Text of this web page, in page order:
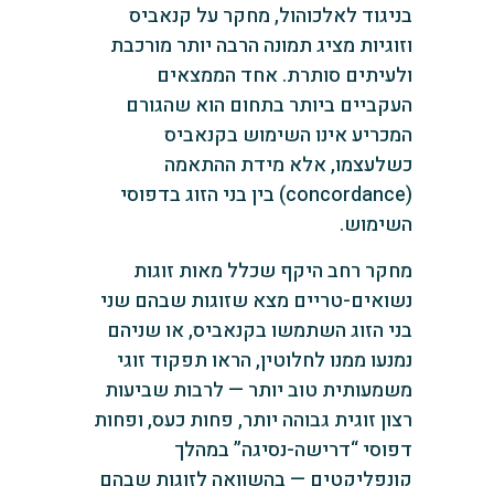
בניגוד לאלכוהול, מחקר על קנאביס
וזוגיות מציג תמונה הרבה יותר מורכבת
ולעיתים סותרת. אחד הממצאים
העקביים ביותר בתחום הוא שהגורם
המכריע אינו השימוש בקנאביס
כשלעצמו, אלא מידת ההתאמה
(concordance) בין בני הזוג בדפוסי
השימוש.
מחקר רחב היקף שכלל מאות זוגות
נשואים-טריים מצא שזוגות שבהם שני
בני הזוג השתמשו בקנאביס, או שניהם
נמנעו ממנו לחלוטין, הראו תפקוד זוגי
משמעותית טוב יותר — לרבות שביעות
רצון זוגית גבוהה יותר, פחות כעס, ופחות
דפוסי “דרישה-נסיגה” במהלך
קונפליקטים — בהשוואה לזוגות שבהם